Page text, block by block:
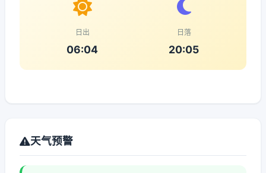
日出
06:04
日落
20:05
天气预警